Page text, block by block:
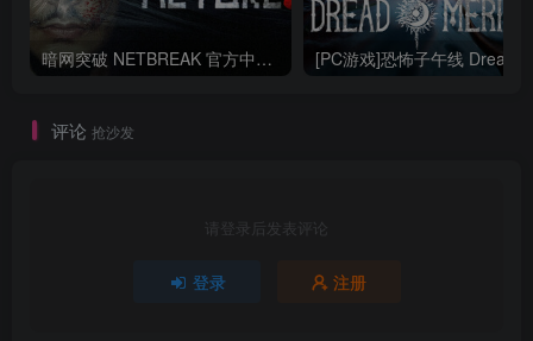
暗网突破 NETBREAK 官方中文Build.20711499
评论 抢沙发
请登录后发表评论
登录 注册